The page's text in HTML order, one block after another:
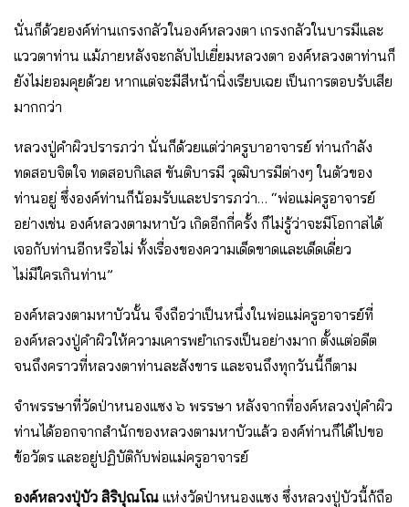
นั่นก็ด้วยองค์ท่านเกรงกลัวในองค์หลวงตา เกรงกลัวในบารมีและ
แววตาท่าน แม้ภายหลังจะกลับไปเยี่ยมหลวงตา องค์หลวงตาท่านก็
ยังไม่ยอมคุยด้วย หากแต่จะมีสีหน้านิ่งเรียบเฉย เป็นการตอบรับเสีย
มากกว่า
หลวงปู่คำผิวปรารภว่า นั่นก็ด้วยแต่ว่าครูบาอาจารย์ ท่านกำลัง
ทดสอบจิตใจ ทดสอบกิเลส ขันติบารมี วุฒิบารมีต่างๆ ในตัวของ
ท่านอยู่ ซึ่งองค์ท่านก็น้อมรับและปรารภว่า… “พ่อแม่ครูอาจารย์
อย่างเช่น องค์หลวงตามหาบัว เกิดอีกกี่ครั้ง ก็ไม่รู้ว่าจะมีโอกาสได้
เจอกับท่านอีกหรือไม่ ทั้งเรื่องของความเด็ดขาดและเด็ดเดี่ยว
ไม่มีใครเกินท่าน”
องค์หลวงตามหาบัวนั้น จึงถือว่าเป็นหนึ่งในพ่อแม่ครูอาจารย์ที่
องค์หลวงปู่คำผิวให้ความเคารพยำเกรงเป็นอย่างมาก ตั้งแต่อดีต
จนถึงคราวที่หลวงตาท่านละสังขาร และจนถึงทุกวันนี้ก็ตาม
จำพรรษาที่วัดป่าหนองแซง ๖ พรรษา หลังจากที่องค์หลวงปุ่คำผิว
ท่านได้ออกจากสำนักของหลวงตามหาบัวแล้ว องค์ท่านก็ได้ไปขอ
ข้อวัตร และอยู่ปฏิบัติกับพ่อแม่ครูอาจารย์
องค์หลวงปุ่บัว สิริปุณโณ แห่งวัดป่าหนองแซง ซึ่งหลวงปู่บัวนี้ก้ถือ